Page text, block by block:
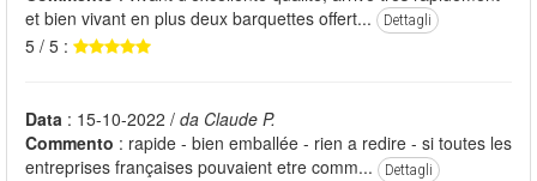
et bien vivant en plus deux barquettes offert...
Dettagli
5 / 5 :
Data : 15-10-2022 / da Claude P.
Commento : rapide - bien emballée - rien a redire - si toutes les
entreprises françaises pouvaient etre comm...
Dettagli